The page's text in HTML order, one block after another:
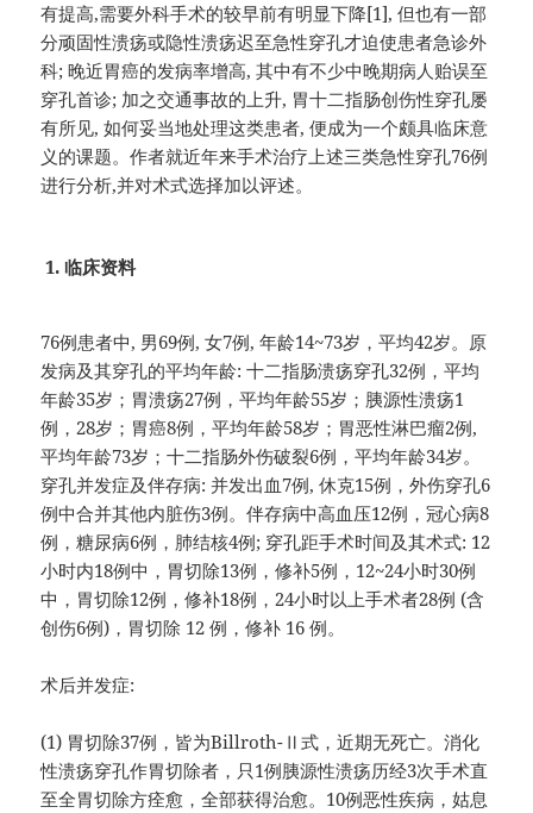
有提高,需要外科手术的较早前有明显下降[1], 但也有一部
分顽固性溃疡或隐性溃疡迟至急性穿孔才迫使患者急诊外
科; 晚近胃癌的发病率增高, 其中有不少中晚期病人贻误至
穿孔首诊; 加之交通事故的上升, 胃十二指肠创伤性穿孔屡
有所见, 如何妥当地处理这类患者, 便成为一个颇具临床意
义的课题。作者就近年来手术治疗上述三类急性穿孔76例
进行分析,并对术式选择加以评述。
1. 临床资料
76例患者中, 男69例, 女7例, 年龄14~73岁，平均42岁。原
发病及其穿孔的平均年龄: 十二指肠溃疡穿孔32例，平均
年龄35岁；胃溃疡27例，平均年龄55岁；胰源性溃疡1
例，28岁；胃癌8例，平均年龄58岁；胃恶性淋巴瘤2例,
平均年龄73岁；十二指肠外伤破裂6例，平均年龄34岁。
穿孔并发症及伴存病: 并发出血7例, 休克15例，外伤穿孔6
例中合并其他内脏伤3例。伴存病中高血压12例，冠心病8
例，糖尿病6例，肺结核4例; 穿孔距手术时间及其术式: 12
小时内18例中，胃切除13例，修补5例，12~24小时30例
中，胃切除12例，修补18例，24小时以上手术者28例 (含
创伤6例)，胃切除 12 例，修补 16 例。
术后并发症:
(1) 胃切除37例，皆为Billroth-Ⅱ式，近期无死亡。消化
性溃疡穿孔作胃切除者，只1例胰源性溃疡历经3次手术直
至全胃切除方痊愈，全部获得治愈。10例恶性疾病，姑息